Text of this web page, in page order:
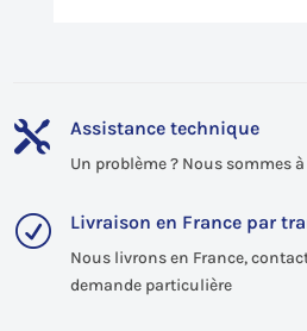
 Assistance technique
Un problème ? Nous sommes
R Livraison en France par
Nous livrons en France,
demande particulière